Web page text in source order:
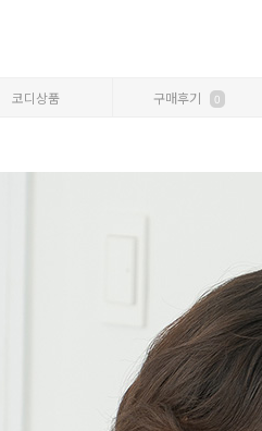
코디상품 구매후기 0